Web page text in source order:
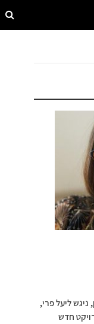
ליעל פרי,
חדש